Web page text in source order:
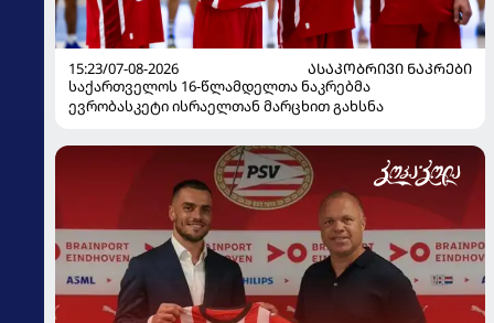
15:23/07-08-2026
ᲐᲡᲐᲙᲝᲑᲠᲘᲕᲘ ᲜᲐᲙᲠᲔᲑᲘ
საქართველოს 16-წლამდელთა ნაკრებმა
ევრობასკეტი ისრაელთან მარცხით გახსნა